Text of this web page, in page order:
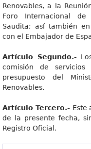
Renovables, a la
Foro Internacional de
Saudita; así también
con el Embajador de
Artículo Segundo.-
comisión de
presupuesto del
Renovables.
Artículo Tercero.- Este
de la presente fecha,
Registro Oficial.